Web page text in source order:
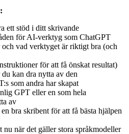
ett stöd i ditt skrivande
för AI-verktyg som ChatGPT
vad verktyget är riktigt bra (och
för att få önskat resultat)
kan dra nytta av den
som andra har skapat
GPT eller en som hela
av
bra skribent för att få bästa hjälpen
nu när det gäller stora språkmodeller